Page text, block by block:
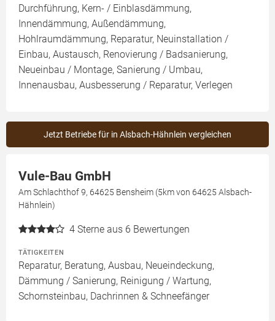
Durchführung, Kern- / Einblasdämmung,
Innendämmung, Außendämmung,
Hohlraumdämmung, Reparatur, Neuinstallation /
Einbau, Austausch, Renovierung / Badsanierung,
Neueinbau / Montage, Sanierung / Umbau,
Innenausbau, Ausbesserung / Reparatur, Verlegen
Jetzt Betriebe für in Alsbach-Hähnlein vergleichen
Vule-Bau GmbH
Am Schlachthof 9, 64625 Bensheim (5km von 64625 Alsbach-
Hähnlein)
4 Sterne aus 6 Bewertungen
TÄTIGKEITEN
Reparatur, Beratung, Ausbau, Neueindeckung,
Dämmung / Sanierung, Reinigung / Wartung,
Schornsteinbau, Dachrinnen & Schneefänger